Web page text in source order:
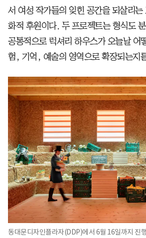
서 여성 작가들의 잊힌 공간을 되살리는
화적 후원이다. 두 프로젝트는 형식도
공통적으로 럭셔리 하우스가 오늘날 어
험, 기억, 예술의 영역으로 확장되는지
동대문디자인플라자(DDP)에서 6월 16일까지 진